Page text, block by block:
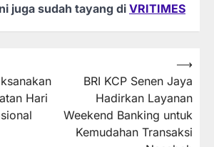
juga sudah tayang di VRITIMES
Hari
BRI KCP Senen Jaya
Hadirkan Layanan
Weekend Banking untuk
Kemudahan Transaksi
⟶